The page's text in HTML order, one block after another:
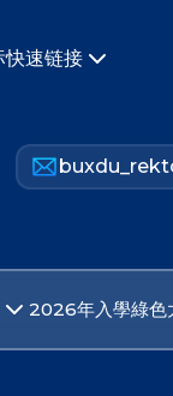
快速链接
2026年入學綠色